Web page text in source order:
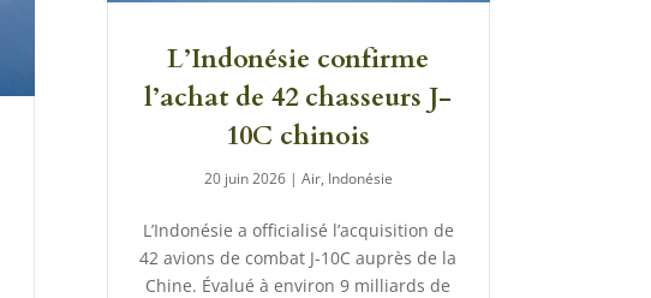
L’Indonésie confirme
l’achat de 42 chasseurs J-
10C chinois
20 juin 2026| Air, Indonésie
L’Indonésie a officialisé l’acquisition de
42 avions de combat J-10C auprès de la
Chine. Évalué à environ 9 milliards de